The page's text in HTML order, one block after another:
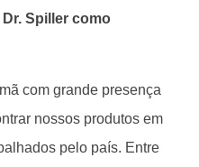
Spiller como
com grande presença
nossos produtos em
pelo país. Entre